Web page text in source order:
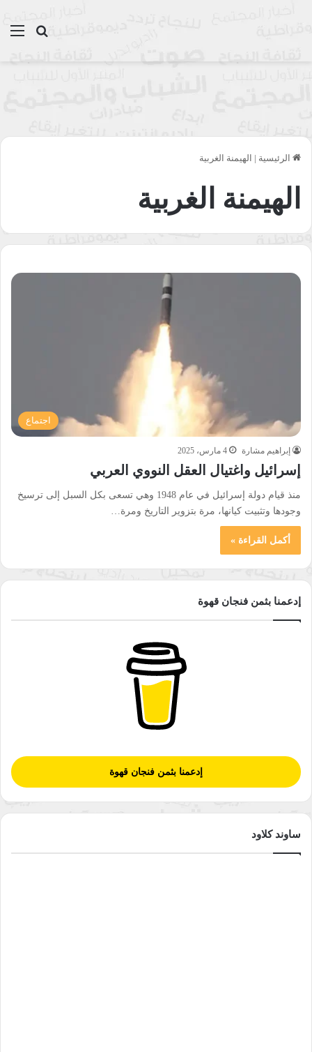
بحث
الرئيسية | الهيمنة الغربية
الهيمنة الغربية
اجتماع
إبراهيم مشارة 4 مارس، 2025
إسرائيل واغتيال العقل النووي العربي
منذ قيام دولة إسرائيل في عام 1948 وهي تسعى بكل السبل إلى ترسيخ
وجودها وتثبيت كيانها، مرة بتزوير التاريخ ومرة…
أكمل القراءة »
إدعمنا بثمن فنجان قهوة
إدعمنا بثمن فنجان قهوة
ساوند كلاود